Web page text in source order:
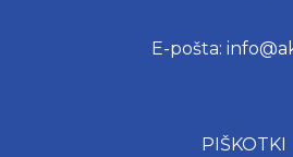
E-pošta:
PIŠKOTKI